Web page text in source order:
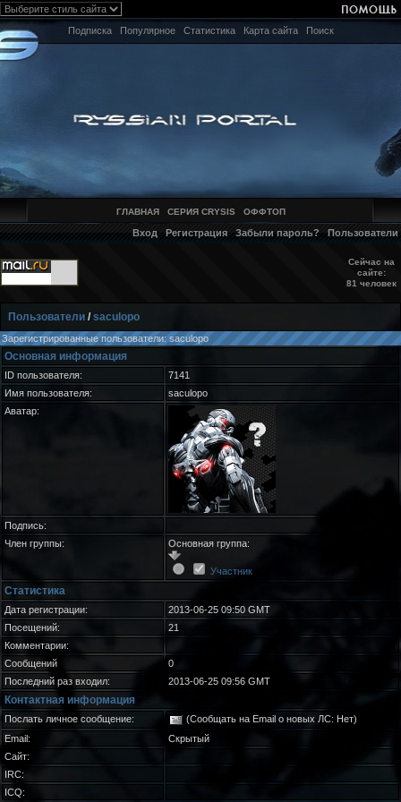
Подписка Популярное Статистика Карта сайта Поиск
ГЛАВНАЯ СЕРИЯ CRYSIS ОФФТОП
Вход Регистрация Забыли пароль? Пользователи
Сейчас на
сайте:
81 человек
Пользователи /saculopo
Зарегистрированные пользователи: saculopo
Основная информация
ID пользователя:
7141
Имя пользователя:
saculopo
Аватар:
Подпись:
Член группы:
Основная группа:
Участник
Статистика
Дата регистрации:
2013-06-25 09:50 GMT
Посещений:
21
Комментарии:
Сообщений
0
Последний раз входил:
2013-06-25 09:56 GMT
Контактная информация
Послать личное сообщение:
(Сообщать на Email о новых ЛС: Нет)
Email:
Скрытый
Сайт:
IRC:
ICQ: